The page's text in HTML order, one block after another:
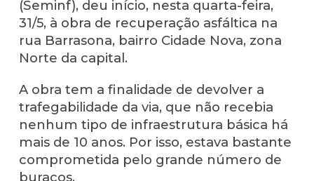
(Seminf), deu início, nesta quarta-feira,
31/5, à obra de recuperação asfáltica na
rua Barrasona, bairro Cidade Nova, zona
Norte da capital.
A obra tem a finalidade de devolver a
trafegabilidade da via, que não recebia
nenhum tipo de infraestrutura básica há
mais de 10 anos. Por isso, estava bastante
comprometida pelo grande número de
buracos.